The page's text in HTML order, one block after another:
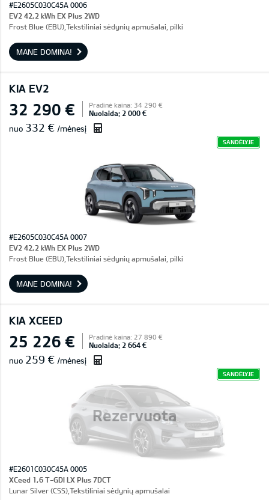
#E2605C030C45A 0006
EV2 42,2 kWh EX Plus 2WD
Frost Blue (EBU),Tekstiliniai sėdynių apmušalai, pilki
MANE DOMINA!
KIA EV2
32 290 € Pradinė kaina: 34 290 €
Nuolaida: 2 000 €
nuo 332 € /mėnesį
SANDĖLYJE
#E2605C030C45A 0007
EV2 42,2 kWh EX Plus 2WD
Frost Blue (EBU),Tekstiliniai sėdynių apmušalai, pilki
MANE DOMINA!
KIA XCEED
Rezervuota
25 226 € Pradinė kaina: 27 890 €
Nuolaida: 2 664 €
nuo 259 € /mėnesį
SANDĖLYJE
#E2601C030C45A 0005
XCeed 1,6 T-GDI LX Plus 7DCT
Lunar Silver (CSS),Tekstiliniai sėdynių apmušalai